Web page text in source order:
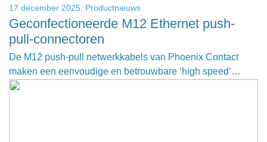
17 december 2025, Productnieuws
Geconfectioneerde M12 Ethernet push-
pull-connectoren
De M12 push-pull netwerkkabels van Phoenix Contact
maken een eenvoudige en betrouwbare ‘high speed’…